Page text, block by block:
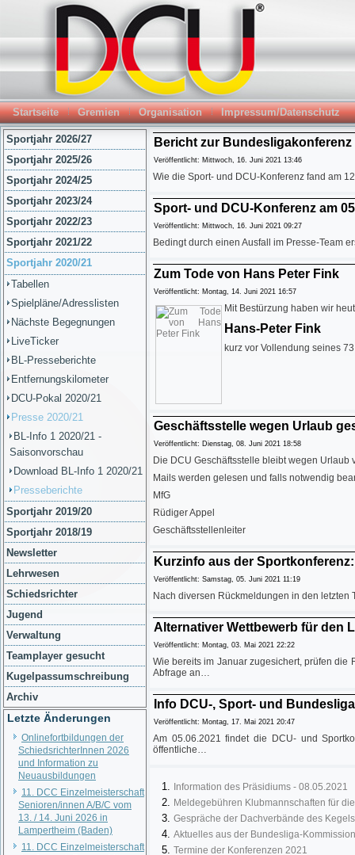
Startseite Gremien Organisation Impressum/Datenschutz
Sportjahr 2026/27
Sportjahr 2025/26
Sportjahr 2024/25
Sportjahr 2023/24
Sportjahr 2022/23
Sportjahr 2021/22
Sportjahr 2020/21
Tabellen
Spielpläne/Adresslisten
Nächste Begegnungen
LiveTicker
BL-Presseberichte
Entfernungskilometer
DCU-Pokal 2020/21
Presse 2020/21
BL-Info 1 2020/21 -
Saisonvorschau
Download BL-Info 1 2020/21
Presseberichte
Sportjahr 2019/20
Sportjahr 2018/19
Newsletter
Lehrwesen
Schiedsrichter
Jugend
Verwaltung
Teamplayer gesucht
Kugelpassumschreibung
Archiv
Letzte Änderungen
Onlinefortbildungen der
SchiedsrichterInnen 2026
und Information zu
Neuausbildungen
11. DCC Einzelmeisterschaft
Senioren/innen A/B/C vom
13. / 14. Juni 2026 in
Lampertheim (Baden)
11. DCC Einzelmeisterschaft
Bericht zur Bundesligakonferenz
Veröffentlicht: Mittwoch, 16. Juni 2021 13:46
Wie die Sport- und DCU-Konferenz fand am
Sport- und DCU-Konferenz am
Veröffentlicht: Mittwoch, 16. Juni 2021 09:27
Bedingt durch einen Ausfall im Presse-Team
Zum Tode von Hans Peter Fink
Veröffentlicht: Montag, 14. Juni 2021 16:57
Mit Bestürzung haben wir
Hans-Peter Fink
kurz vor Vollendung seines
Geschäftsstelle wegen Urlaub
Veröffentlicht: Dienstag, 08. Juni 2021 18:58
Die DCU Geschäftsstelle bleibt wegen
Mails werden gelesen und falls notwendig
MfG
Rüdiger Appel
Geschäftsstellenleiter
Kurzinfo aus der
Veröffentlicht: Samstag, 05. Juni 2021 11:19
Nach diversen Rückmeldungen in den
Alternativer Wettbewerb für den
Veröffentlicht: Montag, 03. Mai 2021 22:22
Wie bereits im Januar zugesichert, prüfen die
Abfrage an…
Info DCU-, Sport- und
Veröffentlicht: Montag, 17. Mai 2021 20:47
Am 05.06.2021 findet die DCU- und
öffentliche…
Information des Präsidiums - 08.05.2021
Meldegebühren Klubmannschaften für
Gespräche der Dachverbände des
Aktuelles aus der Bundesliga-
Termine der Konferenzen 2021